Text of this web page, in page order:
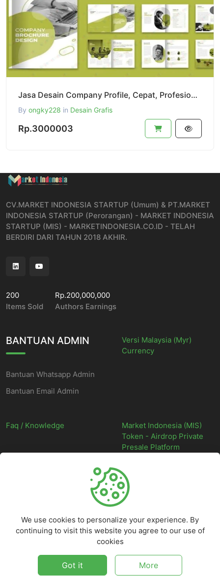
Jasa Desain Company Profile, Cepat, Profesional dan Berkualitas
By ongky228 in Desain Grafis
Rp.3000003
CV.MARKET INDONESIA STARTUP (Umum) & PT.MARKET
INDONESIA STARTUP (Perorangan) - MARKET INDONESIA
STARTUP (MIS) - MARKETINDONESIA.CO.ID - TELAH
BERDIRI DARI TAHUN 2018 AKHIR.
200
Items Sold
Rp.200,000,000
Authors Earnings
BANTUAN ADMIN
Bantuan Whatsapp Admin
Bantuan Email Admin
Versi Malaysia (Myr)
Currency
Faq / Knowledge
Market Indonesia (MIS)
Token - Airdrop Private
Presale Platform
Terpercaya - All rights reserved.
We use cookies to personalize your experience. By
continuing to visit this website you agree to our use of
cookies
Got it More